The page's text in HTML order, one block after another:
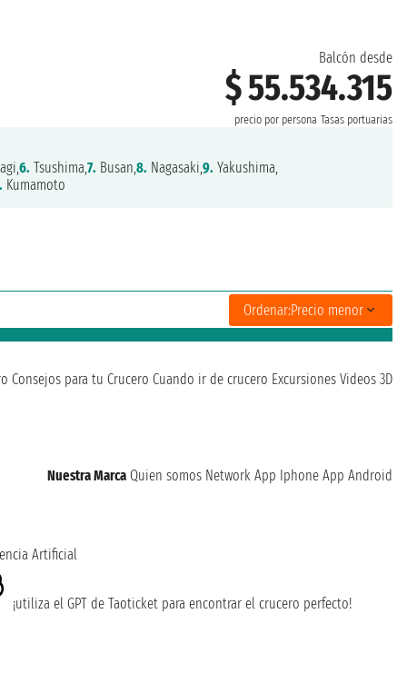
Balcón desde
$ 55.534.315
precio por persona Tasas portuarias
6. Tsushima,7. Busan,8. Nagasaki,9. Yakushima,
Kumamoto
Ordenar:Precio menor
Consejos para tu Crucero Cuando ir de crucero Excursiones Videos 3D
Nuestra Marca Quien somos Network App Iphone App Android
Artificial
¡utiliza el GPT de Taoticket para encontrar el crucero perfecto!